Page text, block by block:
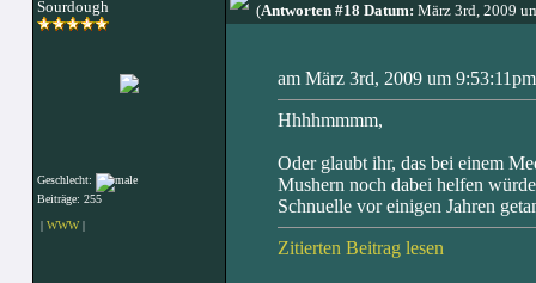
Sourdough
Geschlecht:
Beiträge: 255
| WWW|
(Antworten #18 Datum: März 3rd, 2009
am März 3rd, 2009 um
Hhhhmmmm,
Oder glaubt ihr, das bei einem
Mushern noch dabei helfen
Schnuelle vor einigen Jahren
Zitierten Beitrag lesen